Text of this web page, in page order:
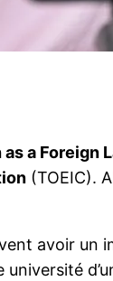
a Foreign
(TOEIC).
avoir